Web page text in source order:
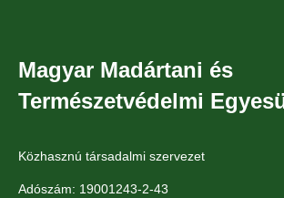
Magyar Madártani és
Természetvédelmi
Közhasznú társadalmi szervezet
Adószám: 19001243-2-43